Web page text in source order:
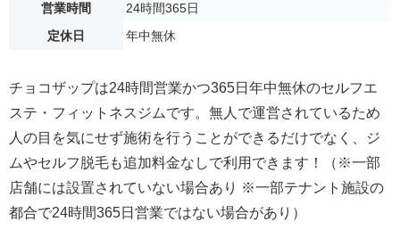
営業時間
24時間365日
定休日
年中無休
チョコザップは24時間営業かつ365日年中無休のセルフエ
ステ・フィットネスジムです。無人で運営されているため
人の目を気にせず施術を行うことができるだけでなく、ジ
ムやセルフ脱毛も追加料金なしで利用できます！（※一部
店舗には設置されていない場合あり ※一部テナント施設の
都合で24時間365日営業ではない場合があり）